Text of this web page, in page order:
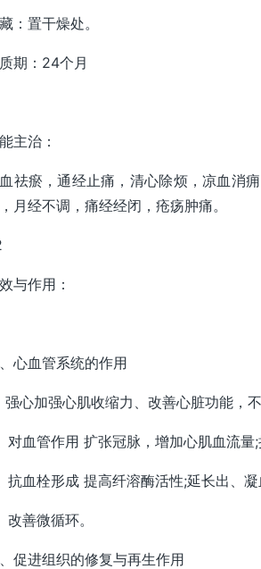
：置干燥处。
期：24个月
主治：
祛瘀，通经止痛，清心除烦，凉血消
月经不调，痛经经闭，疮疡肿痛。
与作用：
心血管系统的作用
强心加强心肌收缩力、改善心脏功能，
对血管作用 扩张冠脉，增加心肌血流量
抗血栓形成 提高纤溶酶活性;延长出、
改善微循环。
促进组织的修复与再生作用